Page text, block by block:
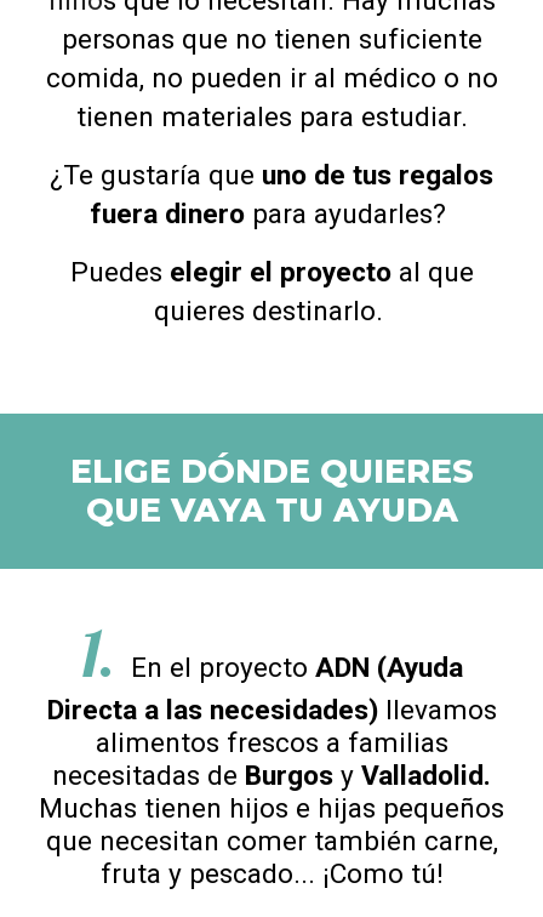
personas que no tienen suficiente
comida, no pueden ir al médico o no
tienen materiales para estudiar.
¿Te gustaría que uno de tus regalos
fuera dinero para ayudarles?
Puedes elegir el proyectoal que
quieres destinarlo.
ELIGE DÓNDE QUIERES
QUE VAYA TU AYUDA
1. En el proyecto ADN (Ayuda
Directa a las necesidades) llevamos
alimentos frescos a familias
necesitadas de Burgos y Valladolid.
Muchas tienen hijos e hijas pequeños
que necesitan comer también carne,
fruta y pescado... ¡Como tú!